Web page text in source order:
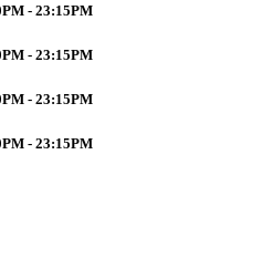
- 23:15PM
- 23:15PM
- 23:15PM
- 23:15PM